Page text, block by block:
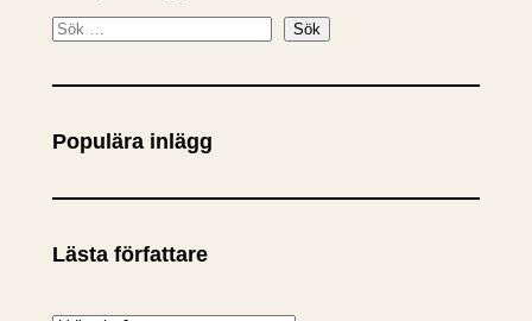
S
k
Sök
Populära inlägg
Lästa författare